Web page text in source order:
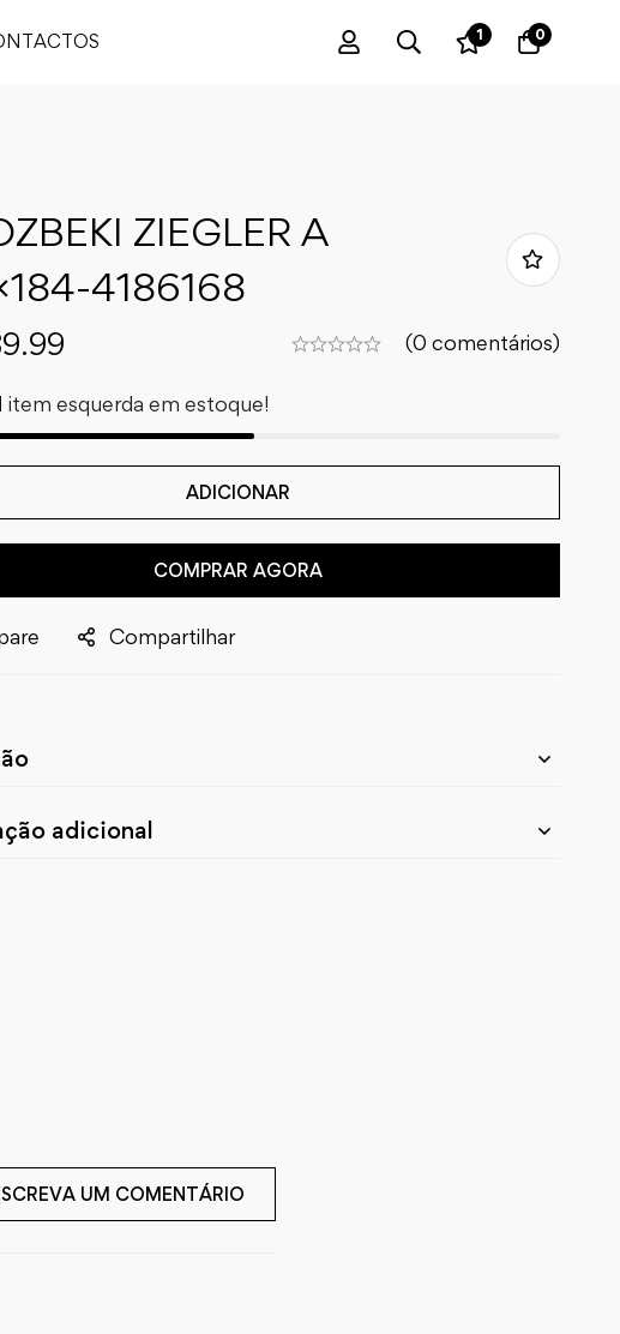
1 0
ZIEGLER A
4186168
(0 comentários)
item esquerda em estoque!
ADICIONAR
COMPRAR AGORA
Compartilhar
adicional
UM COMENTÁRIO